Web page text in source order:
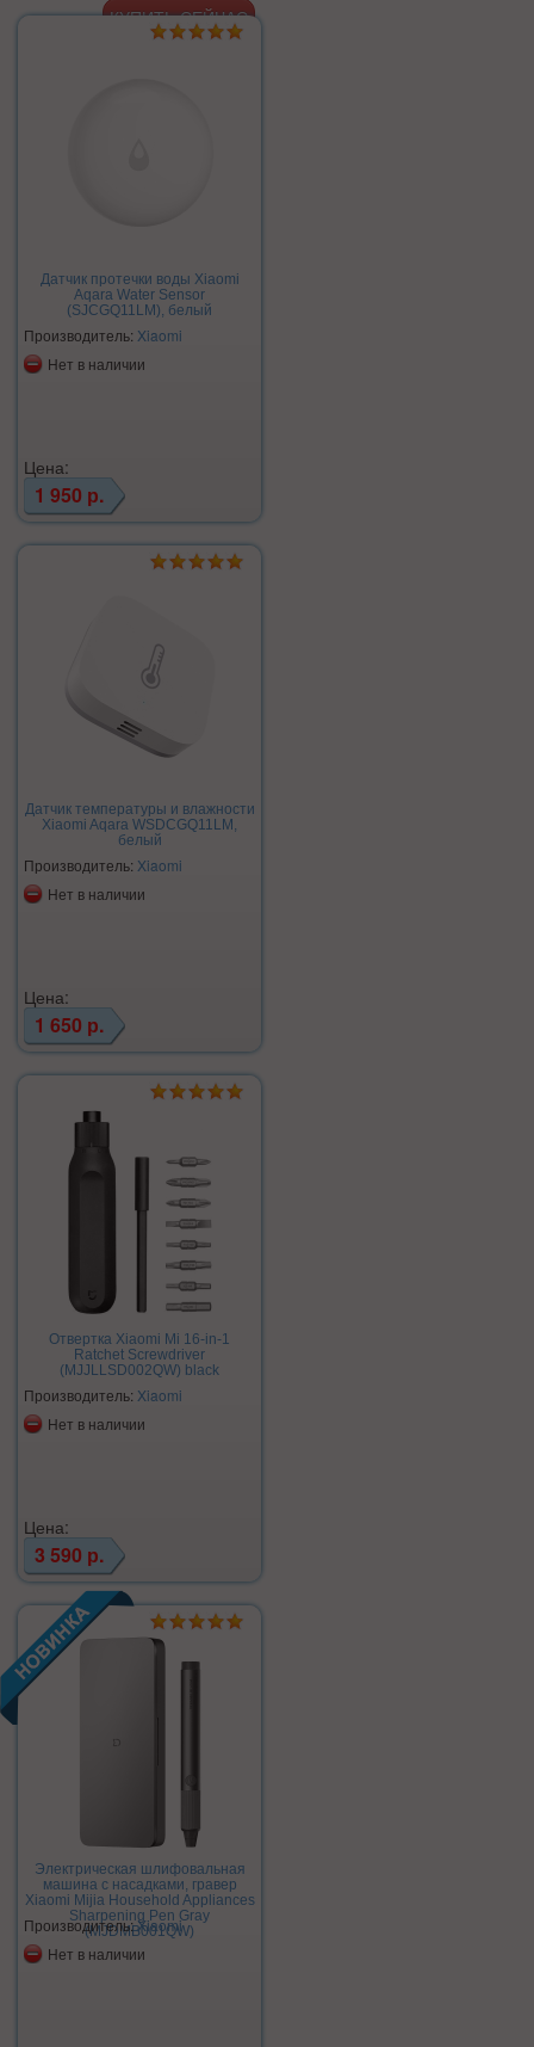
Датчик протечки воды Xiaomi
Aqara Water Sensor
(SJCGQ11LM), белый
Производитель: Xiaomi
Нет в наличии
Цена:
1 950 р.
Датчик температуры и влажности
Xiaomi Aqara WSDCGQ11LM,
белый
Производитель: Xiaomi
Нет в наличии
Цена:
1 650 р.
Отвертка Xiaomi Mi 16-in-1
Ratchet Screwdriver
(MJJLLSD002QW) black
Производитель: Xiaomi
Нет в наличии
Цена:
3 590 р.
Электрическая шлифовальная
машина с насадками, гравер
Xiaomi Mijia Household Appliances
Sharpening Pen Gray
(MJDMB001QW)
Производитель:Xiaomi
Нет в наличии